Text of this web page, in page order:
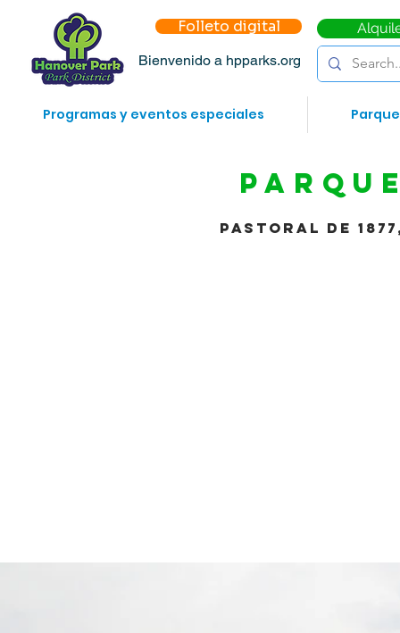
Folleto digital
Bienvenido a hpparks.org
Programas y eventos especiales
Pastoral de